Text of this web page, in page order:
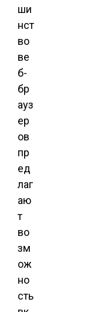
ши
нст
во
ве
б-
бр
ауз
ер
ов
пр
ед
лаг
аю
т
во
зм
ож
но
сть